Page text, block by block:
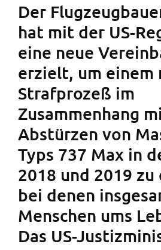
Der
hat mit der US-
eine neue
erzielt, um einem
Strafprozeß im
Zusammenhang
Abstürzen von
Typs 737 Max in
2018 und 2019
bei denen
Menschen ums
Das US-